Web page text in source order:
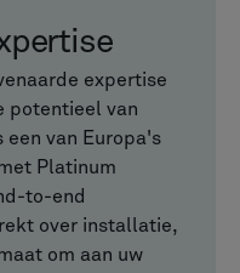
expertise
potentieel van
een van Europa's
Platinum
to-end
over installatie,
om aan uw